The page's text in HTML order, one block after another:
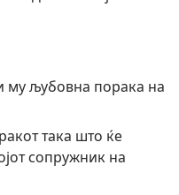
љубовна порака на
така што ќе
сопружник на